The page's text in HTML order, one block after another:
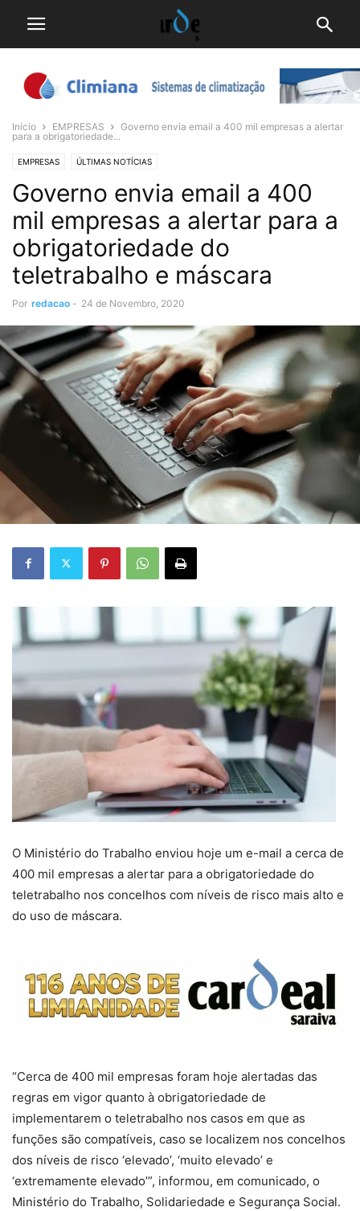
Início EMPRESAS
Governo envia email a 400 mil empresas a alertar
para a obrigatoriedade...
EMPRESAS ÚLTIMAS NOTÍCIAS
Governo envia email a 400
mil empresas a alertar para a
obrigatoriedade do
teletrabalho e máscara
Por redacao - 24 de Novembro, 2020
O Ministério do Trabalho enviou hoje um e-mail a cerca de
400 mil empresas a alertar para a obrigatoriedade do
teletrabalho nos concelhos com níveis de risco mais alto e
do uso de máscara.
“Cerca de 400 mil empresas foram hoje alertadas das
regras em vigor quanto à obrigatoriedade de
implementarem o teletrabalho nos casos em que as
funções são compatíveis, caso se localizem nos concelhos
dos níveis de risco ‘elevado’, ‘muito elevado’ e
‘extremamente elevado’”, informou, em comunicado, o
Ministério do Trabalho, Solidariedade e Segurança Social.